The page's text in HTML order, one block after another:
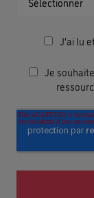
J'ai lu
Je